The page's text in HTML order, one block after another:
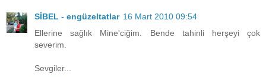
SİBEL - engüzeltatlar 16 Mart 2010 09:54
Ellerine sağlık Mine'ciğim. Bende tahinli herşeyi çok
severim.
Sevgiler...